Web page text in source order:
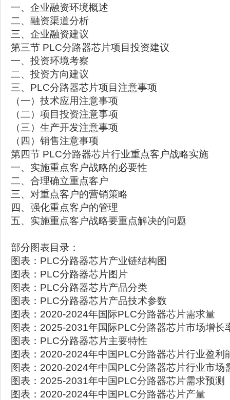
一、企业融资环境概述
二、融资渠道分析
三、企业融资建议
第三节 PLC分路器芯片项目投资建议
一、投资环境考察
二、投资方向建议
三、PLC分路器芯片项目注意事项
（一）技术应用注意事项
（二）项目投资注意事项
（三）生产开发注意事项
（四）销售注意事项
第四节 PLC分路器芯片行业重点客户战略实施
一、实施重点客户战略的必要性
二、合理确立重点客户
三、对重点客户的营销策略
四、强化重点客户的管理
五、实施重点客户战略要重点解决的问题
部分图表目录：
图表：PLC分路器芯片产业链结构图
图表：PLC分路器芯片图片
图表：PLC分路器芯片产品分类
图表：PLC分路器芯片产品技术参数
图表：2020-2024年国际PLC分路器芯片需求量
图表：2025-2031年国际PLC分路器芯片市场增长
图表：PLC分路器芯片主要特性
图表：2020-2024年中国PLC分路器芯片行业盈利
图表：2020-2024年中国PLC分路器芯片行业市场
图表：2025-2031年中国PLC分路器芯片需求预测
图表：2020-2024年中国PLC分路器芯片产量